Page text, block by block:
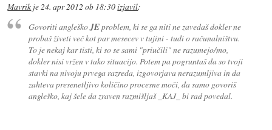
Mavrik je 24. apr 2012 ob 18:30izjavil:
Govoriti angleškoJEproblem, ki se ga niti ne zavedaš dokler ne
probaš živeti več kot par mesecev v tujini - tudi o računalništvu.
To je nekaj kar tisti, ki so se sami "priučili" ne razumejo/mo,
dokler nisi vržen v tako situacijo. Potem pa pogruntaš da so tvoji
stavki na nivoju prvega razreda, izgovorjava nerazumljiva in da
zahteva presenetljivo količino procesne moči, da samo govoriš
angleško, kaj šele da zraven razmišljaš _KAJ_ bi rad povedal.